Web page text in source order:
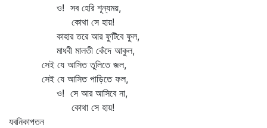
ও! সব হেরি শূন্যময়,
কোথা সে হায়!
কাহার তরে আর ফুটিবে ফুল,
মাধবী মালতী কেঁদে আকুল,
সেই যে আসিত তুলিতে জল,
সেই যে আসিত পাড়িতে ফল,
ও! সে আর আসিবে না,
কোথা সে হায়!
যবনিকাপতন